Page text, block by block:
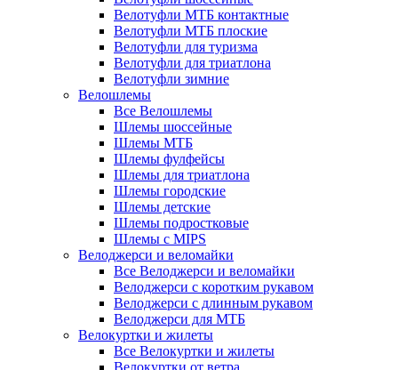
Велотуфли МТБ контактные
Велотуфли МТБ плоские
Велотуфли для туризма
Велотуфли для триатлона
Велотуфли зимние
Велошлемы
Все Велошлемы
Шлемы шоссейные
Шлемы МТБ
Шлемы фулфейсы
Шлемы для триатлона
Шлемы городские
Шлемы детские
Шлемы подростковые
Шлемы с MIPS
Велоджерси и веломайки
Все Велоджерси и веломайки
Велоджерси с коротким рукавом
Велоджерси с длинным рукавом
Велоджерси для МТБ
Велокуртки и жилеты
Все Велокуртки и жилеты
Велокуртки от ветра